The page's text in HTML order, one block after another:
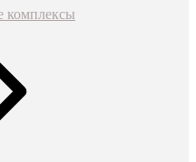
комплексы